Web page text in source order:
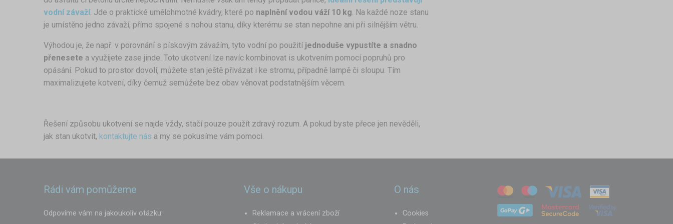
vodní závaží. Jde o praktické umělohmotné kvádry, které po naplnění vodou váží 10 kg. Na každé noze stanu
je umístěno jedno závaží, přímo spojené s nohou stanu, díky kterému se stan nepohne ani při silnějším větru.
Výhodou je, že např. v porovnání s pískovým závažím, tyto vodní po použití jednoduše vypustíte a snadno
přenesete a využijete zase jinde. Toto ukotvení lze navíc kombinovat is ukotvením pomocí popruhů pro
opásání. Pokud to prostor dovolí, můžete stan ještě přivázat i ke stromu, případně lampě či sloupu. Tím
maximalizujete kotvení, díky čemuž semůžete bez obav věnovat podstatnějším věcem.
Řešení způsobu ukotvení se najde vždy, stačí pouze použít zdravý rozum. A pokud byste přece jen nevěděli,
jak stan ukotvit, kontaktujte nás a my se pokusíme vám pomoci.
Rádi vám pomůžeme
Odpovíme vám na jakoukoliv otázku:
Vše o nákupu
Reklamace a vrácení zboží
O nás
Cookies